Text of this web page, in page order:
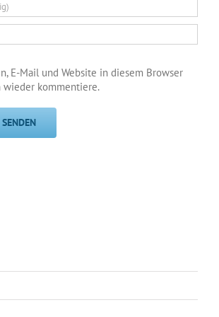
E-Mail und Website in diesem Browser
wieder kommentiere.